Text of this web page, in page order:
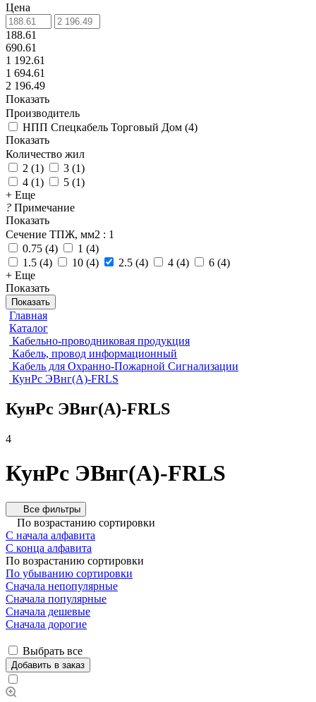
Цена
188.61
690.61
1 192.61
1 694.61
2 196.49
Показать
Производитель
НПП Спецкабель Торговый Дом (4)
Показать
Количество жил
2 (1) 3 (1)
4 (1) 5 (1)
+ Еще
? Примечание
Показать
Сечение ТПЖ, мм2 : 1
0.75 (4) 1 (4)
1.5 (4) 10 (4) 2.5 (4) 4 (4) 6 (4)
+ Еще
Показать
Показать
Главная
Каталог
Кабельно-проводниковая продукция
Кабель, провод информационный
Кабель для Охранно-Пожарной Сигнализации
КунРс ЭВнг(А)-FRLS
КунРс ЭВнг(А)-FRLS
4
КунРс ЭВнг(А)-FRLS
Все фильтры
По возрастанию сортировки
С начала алфавита
С конца алфавита
По возрастанию сортировки
По убыванию сортировки
Сначала непопулярные
Сначала популярные
Сначала дешевые
Сначала дорогие
Выбрать все
Добавить в заказ